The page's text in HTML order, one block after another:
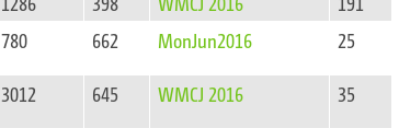
780 662 MonJun2016 25
3012 645 WMCJ 2016 35